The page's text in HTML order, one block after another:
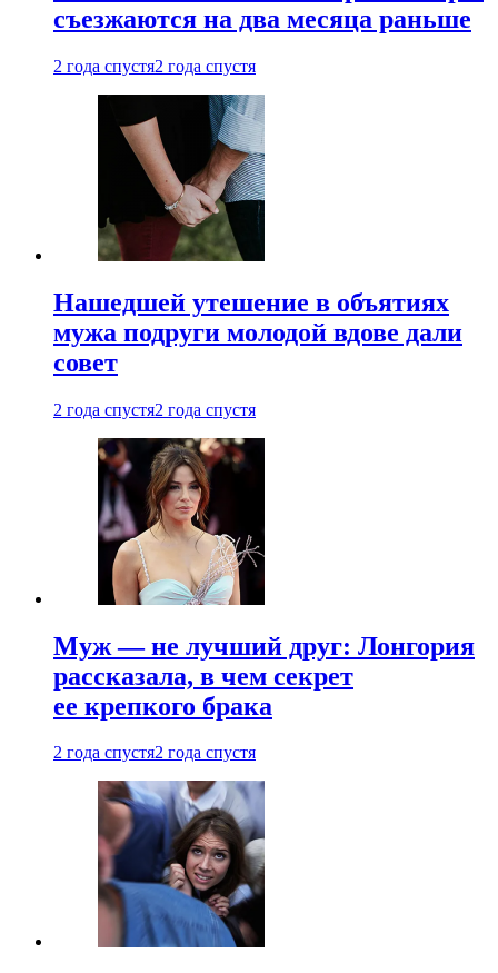
съезжаются на два месяца раньше
2 года спустя2 года спустя
Нашедшей утешение в объятиях
мужа подруги молодой вдове дали
совет
2 года спустя2 года спустя
Муж — не лучший друг: Лонгория
рассказала, в чем секрет
ее крепкого брака
2 года спустя2 года спустя